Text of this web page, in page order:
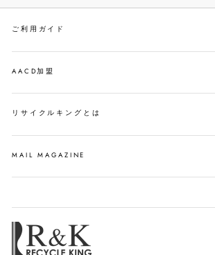
ご利用ガイド
AACD加盟
リサイクルキングとは
MAIL MAGAZINE